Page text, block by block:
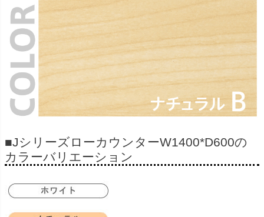
■JシリーズローカウンターW1400*D600の
カラーバリエーション